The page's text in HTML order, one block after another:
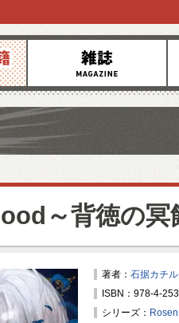
雑誌
～背徳の冥
著者： 石据カチル
ISBN：978-4-
シリーズ：